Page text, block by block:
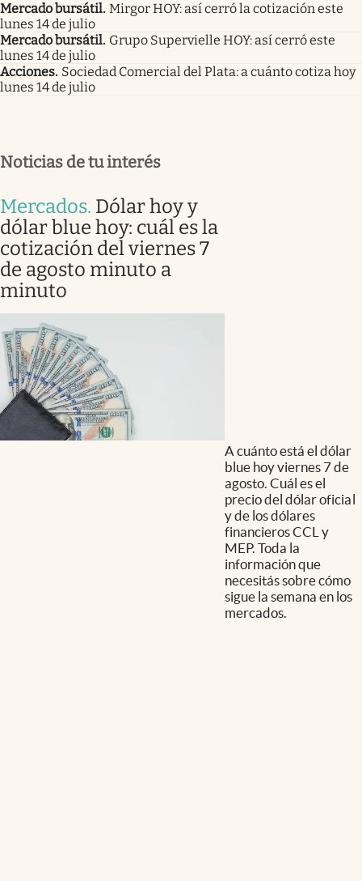
Mercado bursátil. Mirgor HOY: así cerró la cotización este
lunes 14 de julio
Mercado bursátil. Grupo Supervielle HOY: así cerró este
lunes 14 de julio
Acciones. Sociedad Comercial del Plata: a cuánto cotiza hoy
lunes 14 de julio
Noticias de tu interés
Mercados. Dólar hoy y
dólar blue hoy: cuál es la
cotización del viernes 7
de agosto minuto a
minuto
A cuánto está el dólar
blue hoy viernes 7 de
agosto. Cuál es el
precio del dólar oficial
y de los dólares
financieros CCL y
MEP. Toda la
información que
necesitás sobre cómo
sigue la semana en los
mercados.